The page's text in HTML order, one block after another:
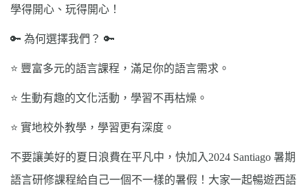
學得開心、玩得開心！
🔑 為何選擇我們？ 🔑
⭐ 豐富多元的語言課程，滿足你的語言需求。
⭐ 生動有趣的文化活動，學習不再枯燥。
⭐ 實地校外教學，學習更有深度。
不要讓美好的夏日浪費在平凡中，快加入 2024 Santiago 暑期
語言研修課程給自己一個不一樣的暑假！大家一起暢遊西語